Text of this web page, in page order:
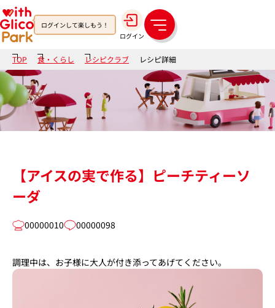
ログインして楽しもう！
ログイン
メ
ニ
ュ
ー
TOP 食・くらし レシピクラブ レシピ詳細
【アイスの実で作る】ピーチティーソ
ーダ
00000010 00000098
調理中は、お子様に大人が付き添ってあげてください。